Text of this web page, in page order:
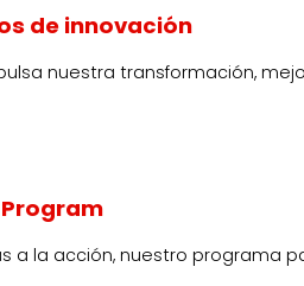
de innovación
nuestra transformación,
a la acción, nuestro programa